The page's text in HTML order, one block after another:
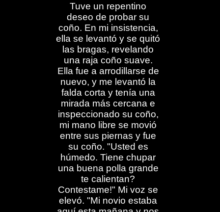
Tuve un repentino
deseo de probar su
coño. En mi insistencia,
ella se levantó y se quitó
las bragas, revelando
una raja coño suave.
Ella fue a arrodillarse de
nuevo, y me levantó la
falda corta y tenía una
mirada más cercana e
inspeccionado su coño,
mi mano libre se movió
entre sus piernas y fue
su coño. "Usted es
húmedo. Tiene chupar
una buena polla grande
te calientan?
Contestame!" Mi voz se
elevó. "Mi novio estaba